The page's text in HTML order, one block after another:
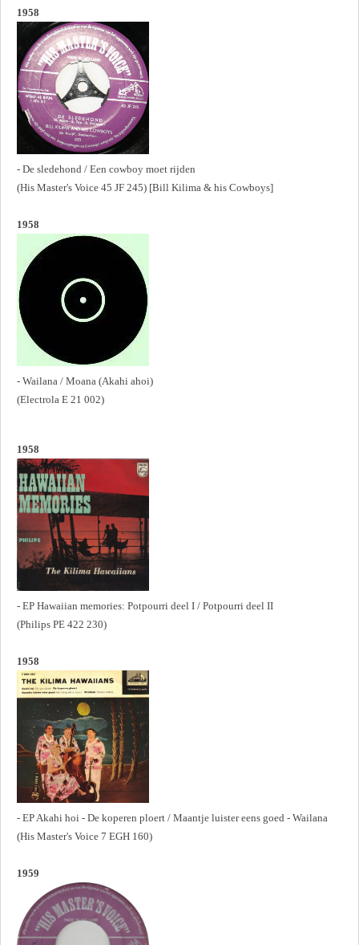
1958
- De sledehond / Een cowboy moet rijden
(His Master's Voice 45 JF 245) [Bill Kilima & his Cowboys]
1958
- Wailana / Moana (Akahi ahoi)
(Electrola E 21 002)
1958
- EP Hawaiian memories: Potpourri deel I / Potpourri deel II
(Philips PE 422 230)
1958
- EP Akahi hoi - De koperen ploert / Maantje luister eens goed - Wailana
(His Master's Voice 7 EGH 160)
1959